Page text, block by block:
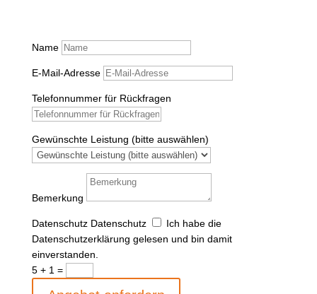
Name
E-Mail-Adresse
Telefonnummer für Rückfragen
Gewünschte Leistung (bitte auswählen)
Bemerkung
Datenschutz Datenschutz
Ich habe die
Datenschutzerklärung gelesen und bin damit
einverstanden.
5 + 1 =